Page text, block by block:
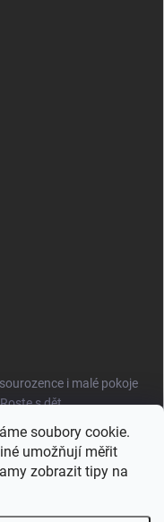
soubory cookie.
umožňují měřit
zobrazit tipy na
i malé pokoje
s dět...
pro malé prostory i
živo...